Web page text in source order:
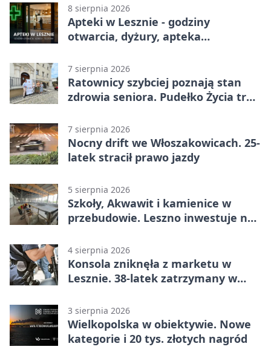
8 sierpnia 2026
Apteki w Lesznie - godziny
otwarcia, dyżury, apteka
7 sierpnia 2026
Ratownicy szybciej poznają stan
zdrowia seniora. Pudełko Życia trafi
7 sierpnia 2026
Nocny drift we Włoszakowicach. 25-
latek stracił prawo jazdy
5 sierpnia 2026
Szkoły, Akwawit i kamienice w
przebudowie. Leszno inwestuje na
4 sierpnia 2026
Konsola zniknęła z marketu w
Lesznie. 38-latek zatrzymany w
3 sierpnia 2026
Wielkopolska w obiektywie. Nowe
kategorie i 20 tys. złotych nagród